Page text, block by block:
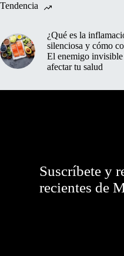
Tendencia
¿Qué es la
silenciosa y cómo
El enemigo invisible
afectar tu salud
Suscríbete y
recientes de